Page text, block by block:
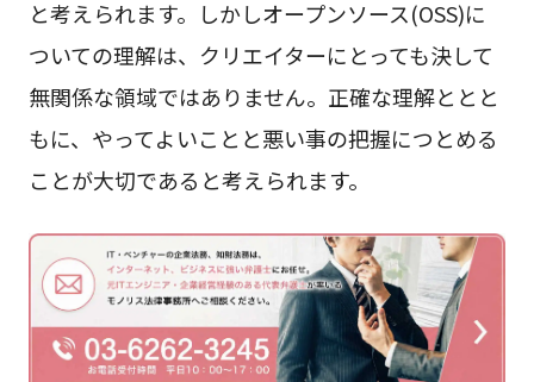
と考えられます。しかしオープンソース(OSS)に
ついての理解は、クリエイターにとっても決して
無関係な領域ではありません。正確な理解ととと
もに、やってよいことと悪い事の把握につとめる
ことが大切であると考えられます。